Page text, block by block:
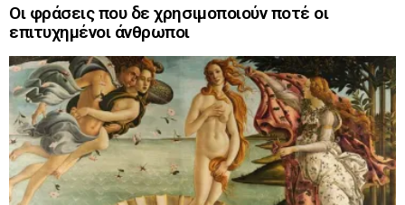
Οι φράσεις που δε χρησιμοποιούν ποτέ οι
επιτυχημένοι άνθρωποι